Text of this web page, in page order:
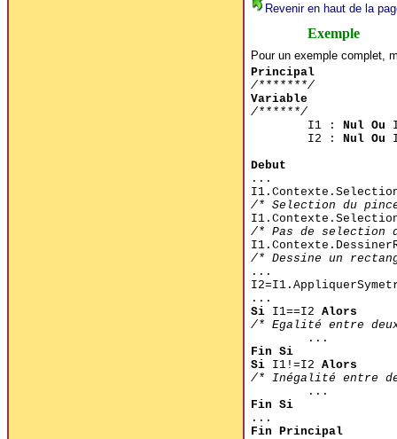
Revenir en haut de la
Exemple
Pour un exemple complet,
Principal
/*******/
Variable
/******/
I1 : Nul Ou
I2 : Nul Ou
Debut
...
/* Selection du
/* Pas de selection
/* Dessine un
...
...
SiI1==I2 Alors
/* Egalité entre
...
Fin Si
SiI1!=I2 Alors
/* Inégalité entre
...
Fin Si
...
Fin Principal